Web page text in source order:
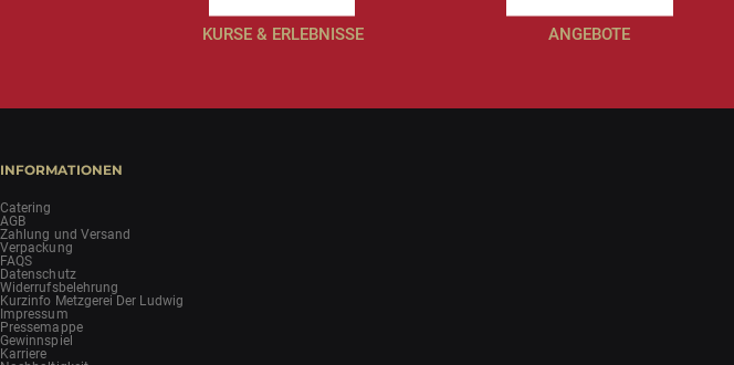
KURSE & ERLEBNISSE ANGEBOTE
INFORMATIONEN
Catering
AGB
Zahlung und Versand
Verpackung
FAQS
Datenschutz
Widerrufsbelehrung
Kurzinfo Metzgerei Der Ludwig
Impressum
Pressemappe
Gewinnspiel
Karriere